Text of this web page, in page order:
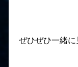
ぜひぜひ一緒に